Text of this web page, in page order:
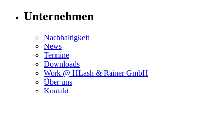
Unternehmen
Nachhaltigkeit
News
Termine
Downloads
Work @ HLash & Rainer GmbH
Über uns
Kontakt